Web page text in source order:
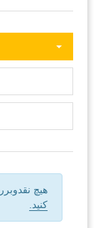
هیچ
کنید.